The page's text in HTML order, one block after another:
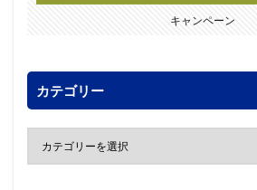
キャンペーン
カテゴリー